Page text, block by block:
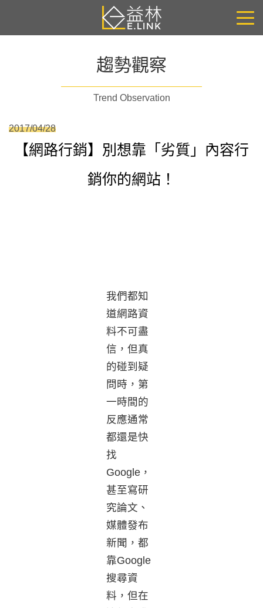
趨勢觀察
Trend Observation
2017/04/28
【網路行銷】別想靠「劣質」內容行
銷你的網站！
我們都知
道網路資
料不可盡
信，但真
的碰到疑
問時，第
一時間的
反應通常
都還是快
找
Google，
甚至寫研
究論文、
媒體發布
新聞，都
靠Google
搜尋資
料，但在